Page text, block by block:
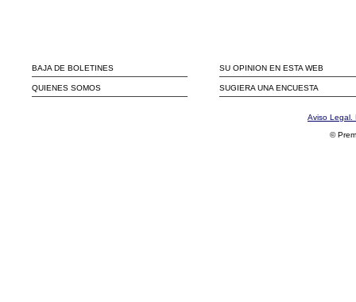
BAJA DE BOLETINES
QUIENES SOMOS
SU OPINION EN ESTA WEB
SUGIERA UNA ENCUESTA
Aviso Legal.
©